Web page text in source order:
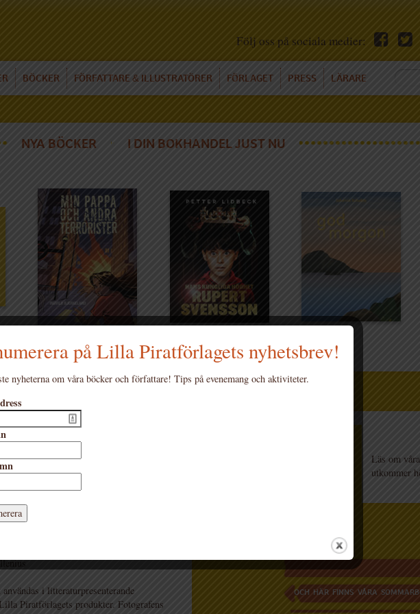
Följ oss på sociala medier:
BÖCKER FÖRFATTARE & ILLUSTRATÖRER FÖRLAGET PRESS LÄRARE
NYA BÖCKER I DIN BOKHANDEL JUST NU
Vanzo
och Filippo Vanzo 1
i litteraturpresenterande
Piratförlagets produkter. Fotografens
Läs om
utkommer
OCH HÄR FINNS VÅRA
på Lilla Piratförlagets nyhetsbrev!
nyheterna om våra böcker och författare! Tips på evenemang och aktiviteter.